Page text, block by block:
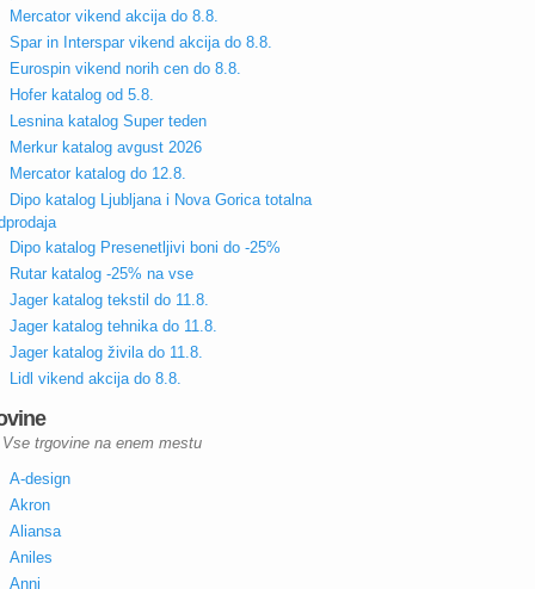
Mercator vikend akcija do 8.8.
Spar in Interspar vikend akcija do 8.8.
Eurospin vikend norih cen do 8.8.
Hofer katalog od 5.8.
Lesnina katalog Super teden
Merkur katalog avgust 2026
Mercator katalog do 12.8.
Dipo katalog Ljubljana i Nova Gorica totalna
Dipo katalog Presenetljivi boni do -25%
Rutar katalog -25% na vse
Jager katalog tekstil do 11.8.
Jager katalog tehnika do 11.8.
Jager katalog živila do 11.8.
Lidl vikend akcija do 8.8.
Vse trgovine na enem mestu
A-design
Akron
Aliansa
Aniles
Anni